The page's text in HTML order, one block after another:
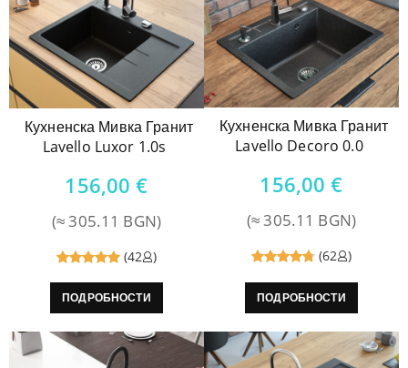
Кухненска Мивка Гранит
Lavello Luxor 1.0s
156,00€
(≈ 305.11 BGN)
5out of
(42 )
ПОДРОБНОСТИ
Кухненска Мивка Гранит
Lavello Decoro 0.0
156,00€
(≈ 305.11 BGN)
4.8out
(62 )
ПОДРОБНОСТИ